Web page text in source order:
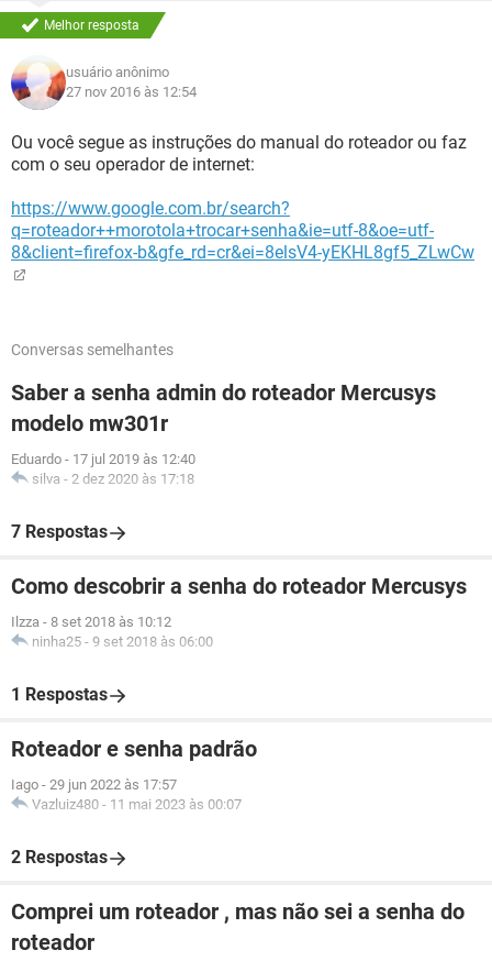
Melhor resposta
usuário anônimo
27 nov 2016 às 12:54
Ou você segue as instruções do manual do roteador ou faz
com o seu operador de internet:
https://www.google.com.br/search?
q=roteador++morotola+trocar+senha&ie=utf-8&oe=utf-
8&client=firefox-b&gfe_rd=cr&ei=8elsV4-yEKHL8gf5_ZLwCw
Conversas semelhantes
Saber a senha admin do roteador Mercusys
modelo mw301r
Eduardo - 17 jul 2019 às 12:40
silva - 2 dez 2020 às 17:18
7 Respostas
Como descobrir a senha do roteador Mercusys
Ilzza - 8 set 2018 às 10:12
ninha25 - 9 set 2018 às 06:00
1 Respostas
Roteador e senha padrão
Iago - 29 jun 2022 às 17:57
Vazluiz480 - 11 mai 2023 às 00:07
2 Respostas
Comprei um roteador , mas não sei a senha do
roteador